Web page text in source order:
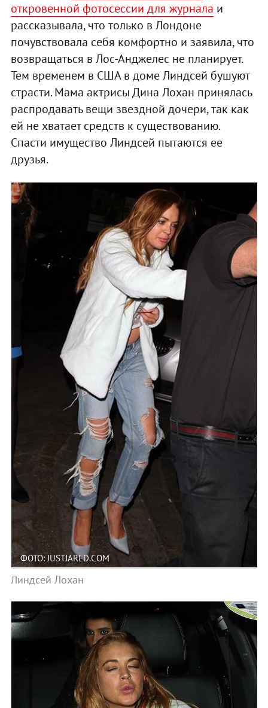
откровенной фотосессии для журнала и
рассказывала, что только в Лондоне
почувствовала себя комфортно и заявила, что
возвращаться в Лос-Анджелес не планирует.
Тем временем в США в доме Линдсей бушуют
страсти. Мама актрисы Дина Лохан принялась
распродавать вещи звездной дочери, так как
ей не хватает средств к существованию.
Спасти имущество Линдсей пытаются ее
друзья.
ФОТО: JUSTJARED.COM
Линдсей Лохан